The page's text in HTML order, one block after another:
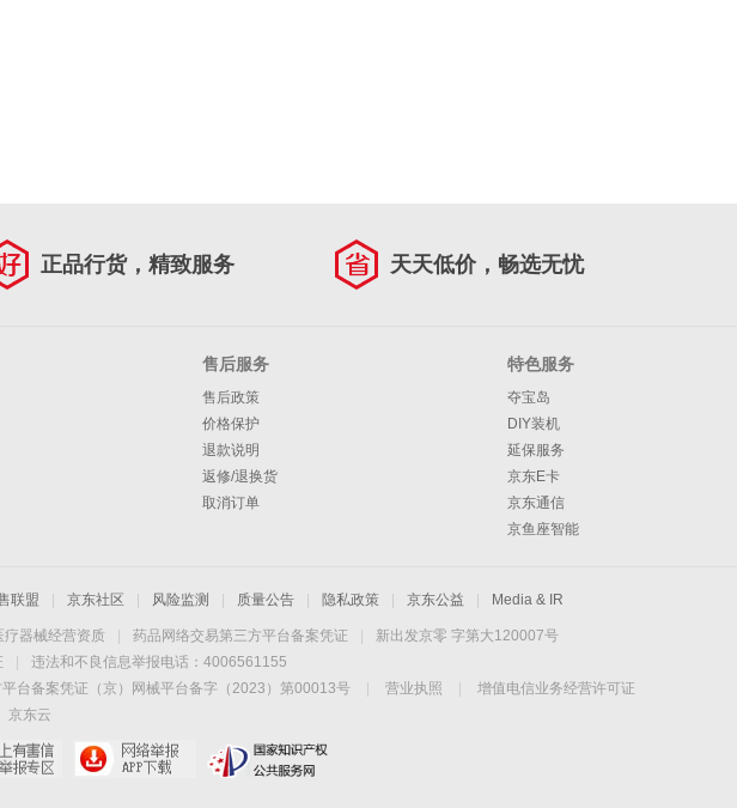
正品行货，精致服务 天天低价，畅选无忧
售后服务
售后政策
价格保护
退款说明
返修/退换货
取消订单
特色服务
夺宝岛
DIY装机
延保服务
京东E卡
京东通信
京鱼座智能
联盟 京东社区 风险监测 质量公告 隐私政策 京东公益 Media & IR
疗器械经营资质 药品网络交易第三方平台备案凭证
新出发京零 字第大120007号
违法和不良信息举报电话：4006561155
平台备案凭证（京）网械平台备字（2023）第00013号 营业执照
增值电信业务经营许可证
京东云